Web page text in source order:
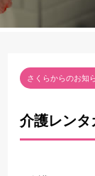
さくらからのお知
介護レン